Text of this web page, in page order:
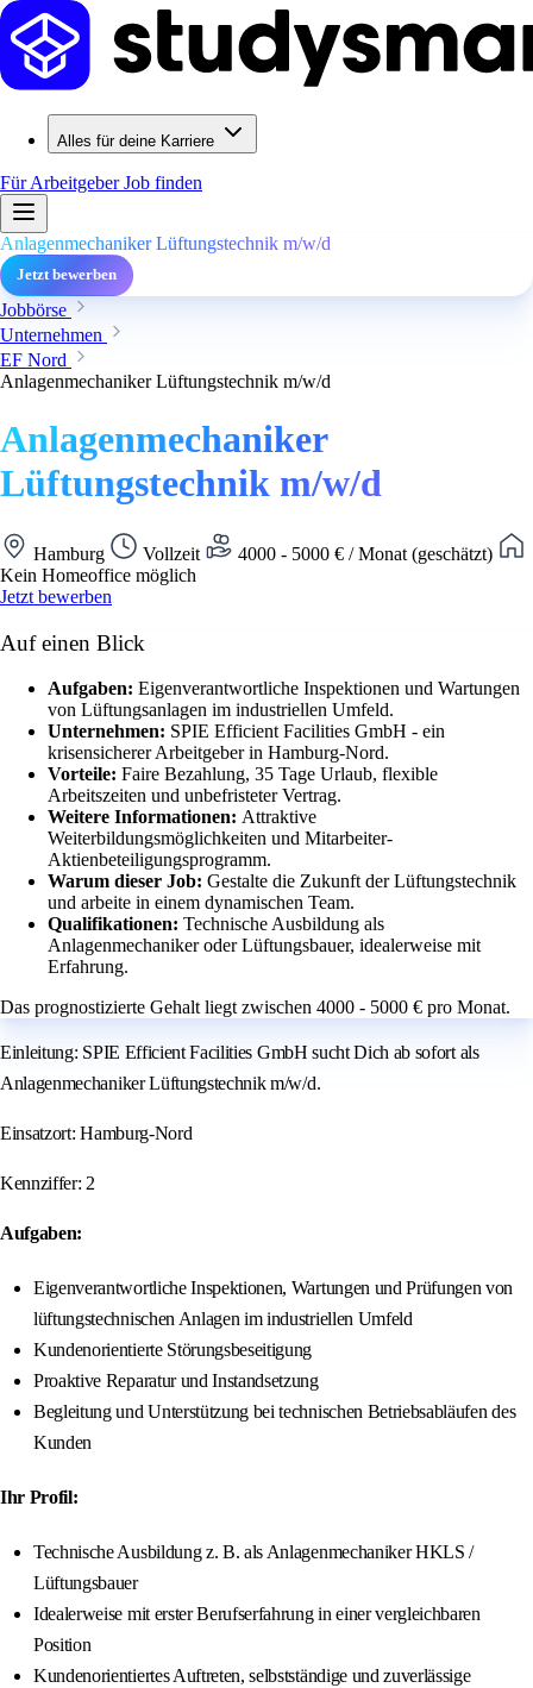
Alles für deine Karriere
Für ArbeitgeberJob finden
Anlagenmechaniker Lüftungstechnik m/w/d
Jetzt bewerben
Jobbörse
Unternehmen
EF Nord
Anlagenmechaniker Lüftungstechnik m/w/d
Anlagenmechaniker
Lüftungstechnik m/w/d
Hamburg Vollzeit
4000 - 5000 € / Monat (geschätzt)
Kein Homeoffice möglich
Jetzt bewerben
Auf einen Blick
Aufgaben: Eigenverantwortliche Inspektionen und Wartungen
von Lüftungsanlagen im industriellen Umfeld.
Unternehmen: SPIE Efficient Facilities GmbH - ein
krisensicherer Arbeitgeber in Hamburg-Nord.
Vorteile: Faire Bezahlung, 35 Tage Urlaub, flexible
Arbeitszeiten und unbefristeter Vertrag.
Weitere Informationen: Attraktive
Weiterbildungsmöglichkeiten und Mitarbeiter-
Aktienbeteiligungsprogramm.
Warum dieser Job: Gestalte die Zukunft der Lüftungstechnik
und arbeite in einem dynamischen Team.
Qualifikationen: Technische Ausbildung als
Anlagenmechaniker oder Lüftungsbauer, idealerweise mit
Erfahrung.
Das prognostizierte Gehalt liegt zwischen 4000 - 5000 € pro Monat.
Einleitung: SPIE Efficient Facilities GmbH sucht Dich ab sofort als
Anlagenmechaniker Lüftungstechnik m/w/d.
Einsatzort: Hamburg-Nord
Kennziffer: 2
Aufgaben:
Eigenverantwortliche Inspektionen, Wartungen und Prüfungen von
lüftungstechnischen Anlagen im industriellen Umfeld
Kundenorientierte Störungsbeseitigung
Proaktive Reparatur und Instandsetzung
Begleitung und Unterstützung bei technischen Betriebsabläufen des
Kunden
Ihr Profil:
Technische Ausbildung z. B. als Anlagenmechaniker HKLS /
Lüftungsbauer
Idealerweise mit erster Berufserfahrung in einer vergleichbaren
Position
Kundenorientiertes Auftreten, selbstständige und zuverlässige